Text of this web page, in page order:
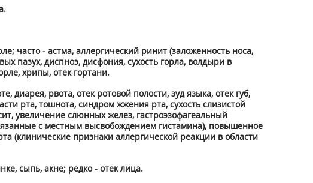
часто - астма, аллергический ринит (заложенность носа,
пазух, диспноэ, дисфония, сухость горла, волдыри в
хрипы, отек гортани.
рвота, отек ротовой полости, зуд языка, отек губ,
рта, тошнота, синдром жжения рта, сухость слизистой
увеличение слюнных желез, гастроэзофагеальный
с местным высвобождением гистамина), повышенное
(клинические признаки аллергической реакции в области
сыпь, акне; редко - отек лица.